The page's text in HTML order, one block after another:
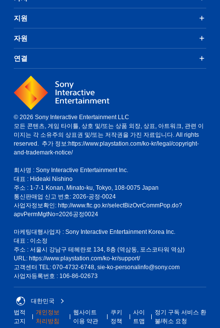
지원
자원
연결
© 2026 Sony Interactive Entertainment LLC
모든 콘텐츠, 게임 타이틀, 상호 및/또는 상품 외장, 상표, 아트워크, 관련 이
미지는 각 소유주의 상표권 및/또는 저작권을 가진 자료입니다. All rights
reserved. 추가 정보:https://www.playstation.com/ko-kr/legal/copyright-
and-trademark-notice/
회사명 : Sony Interactive Entertainment Inc.
대표 : Hideaki Nishino
주소 : 1-7-1 Konan, Minato-ku, Tokyo, 108-0075 Japan
통신판매업 신고 번호: 2026-공정-0024
사업자정보확인: http://www.ftc.go.kr/selectBizOvrCommPop.do?
apvPermMgtNo=2026공정0024
마케팅대행사업자 : Sony Interactive Entertainment Korea Inc.
대표 : 이소정
주소 : 서울시 강남구 테헤란로 134, 8층 (역삼동, 포스코타워 역삼)
URL: https://www.playstation.com/ko-kr/support/
고객센터 TEL: 070-4732-6748, sie-ko-personalinfo@sony.com
사업자등록번호 : 106-86-02673
대한민국
법적
고지
개인정보
처리방침
웹사이트
이용 약관
쿠키
정책
사이
트맵
정기 구독 서비스 환
불/취소 요청